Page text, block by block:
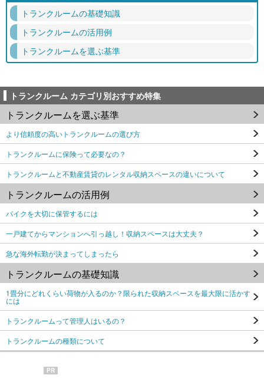
トランクルームの基礎知識
トランクルームの活用例
トランクルームを選ぶ基準
トランクルーム カテゴリ別おすすめ特集
トランクルームを選ぶ基準
より信頼度の高いトランクルームの選び方
トランクルームに保険って必要なの？
トランクルームと不動産賃貸のレンタル収納スペースの違いについて
トランクルームの活用例
バイクを大切に保管するには
一戸建てからマンションへ引っ越し！収納スペースは大丈夫？
急な海外転勤が決まってしまったら
トランクルームの基礎知識
1畳分にどれくらい荷物が入るのか？限られた収納スペースを最大限に活かす
には
トランクルームって管理人はいるの？
トランクルームの種類について
PR